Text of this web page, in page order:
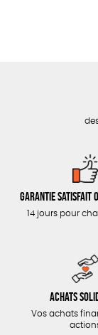
CUISINE /
ACCESSOIRES
Garantie satisfait
14 jours pour
Achats
Vos achats